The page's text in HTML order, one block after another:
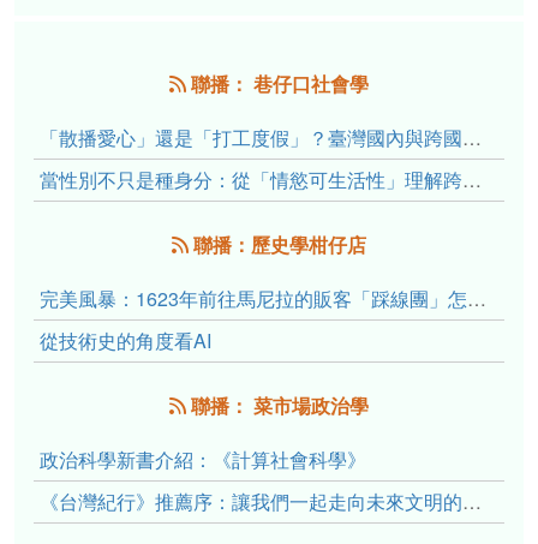
聯播： 巷仔口社會學
「散播愛心」還是「打工度假」？臺灣國內與跨國捐卵的利他修辭、金錢動機與身體代價
當性別不只是種身分：從「情慾可生活性」理解跨性別者的身體、慾望與認同探索
聯播：歷史學柑仔店
完美風暴：1623年前往馬尼拉的販客「踩線團」怎麼會困死於澎湖?
從技術史的角度看AI
聯播： 菜市場政治學
政治科學新書介紹：《計算社會科學》
《台灣紀行》推薦序：讓我們一起走向未來文明的備忘錄